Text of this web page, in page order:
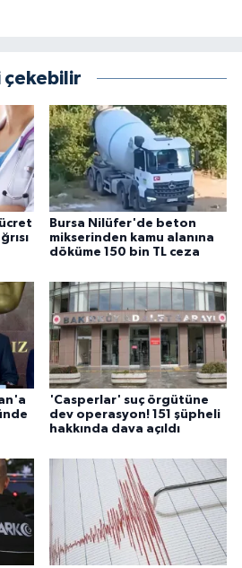
çekebilir
Bursa Nilüfer'de beton
mikserinden kamu alanına
döküme 150 bin TL ceza
'Casperlar' suç örgütüne
dev operasyon! 151 şüpheli
hakkında dava açıldı